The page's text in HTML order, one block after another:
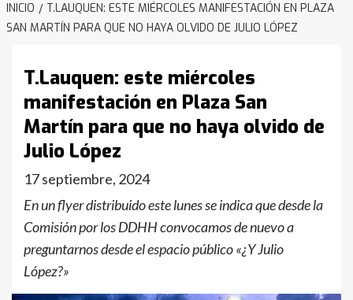
INICIO
T.LAUQUEN: ESTE MIÉRCOLES MANIFESTACIÓN EN PLAZA
SAN MARTÍN PARA QUE NO HAYA OLVIDO DE JULIO LÓPEZ
T.Lauquen: este miércoles
manifestación en Plaza San
Martín para que no haya olvido de
Julio López
17 septiembre, 2024
En un flyer distribuido este lunes se indica que desde la
Comisión por los DDHH convocamos de nuevo a
preguntarnos desde el espacio público «¿Y Julio
López?»